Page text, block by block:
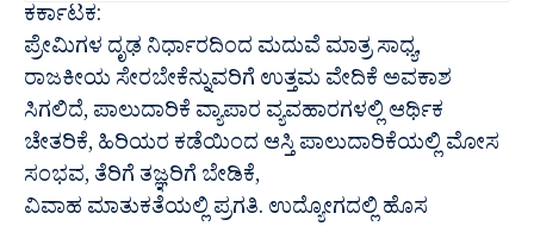
ಕರ್ಕಾಟಕ:
ಪ್ರೇಮಿಗಳ ದೃಢ ನಿರ್ಧಾರದಿಂದ ಮದುವೆ ಮಾತ್ರ ಸಾಧ್ಯ,
ರಾಜಕೀಯ ಸೇರಬೇಕೆನ್ನುವರಿಗೆ ಉತ್ತಮ ವೇದಿಕೆ ಅವಕಾಶ
ಸಿಗಲಿದೆ, ಪಾಲುದಾರಿಕೆ ವ್ಯಾಪಾರ ವ್ಯವಹಾರಗಳಲ್ಲಿ ಆರ್ಥಿಕ
ಚೇತರಿಕೆ, ಹಿರಿಯರ ಕಡೆಯಿಂದ ಆಸ್ತಿ ಪಾಲುದಾರಿಕೆಯಲ್ಲಿ ಮೋಸ
ಸಂಭವ, ತೆರಿಗೆ ತಜ್ಞರಿಗೆ ಬೇಡಿಕೆ,
ವಿವಾಹ ಮಾತುಕತೆಯಲ್ಲಿ ಪ್ರಗತಿ. ಉದ್ಯೋಗದಲ್ಲಿ ಹೊಸ